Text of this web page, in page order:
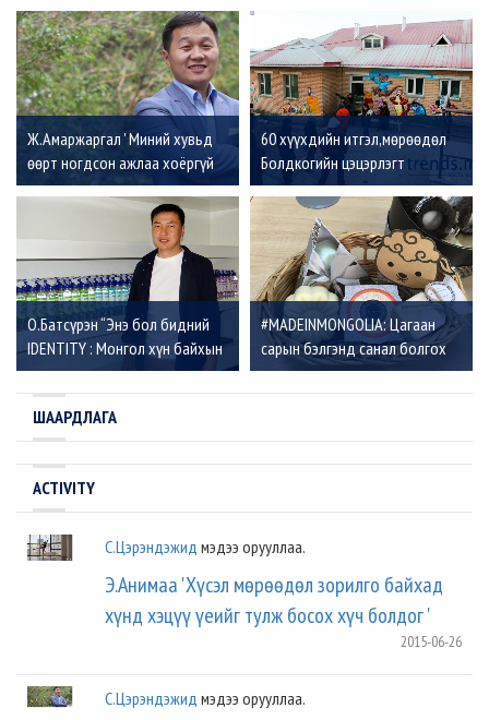
Ж.Амаржаргал ' Миний хувьд
өөрт ногдсон ажлаа хоёргүй
сэтгэлээр сайн хийх нь улс эх
орныхоо хөгжилд оруулж буй
60 хүүхдийн итгэл,мөрөөдөл
Болдкогийн цэцэрлэгт
О.Батсүрэн “Энэ бол бидний
IDENTITY : Монгол хүн байхын
үүрэг хариуцлага”
#MADEINMONGOLIA: Цагаан
сарын бэлгэнд санал болгох
онцлох 5 брэнд
ШААРДЛАГА
ACTIVITY
С.Цэрэндэжид мэдээ орууллаа.
Э.Анимаа 'Хүсэл мөрөөдөл зорилго байхад
хүнд хэцүү үеийг тулж босох хүч болдог '
2015-06-26
С.Цэрэндэжид мэдээ орууллаа.